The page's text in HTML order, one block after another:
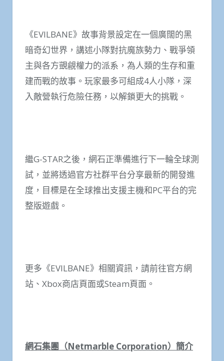
《EVILBANE》故事背景設定在一個廣闊的黑
暗奇幻世界，講述小隊對抗魔族勢力、戰爭領
主與各方覬覦權力的派系，為人類的生存和重
建而戰的故事。玩家最多可組成4人小隊，深
入敵營執行危險任務，以解鎖更大的挑戰。
繼G-STAR之後，網石正準備進行下一輪全球測
試，並將透過官方社群平台分享最新的開發進
度，目標是在全球推出支援主機和PC平台的完
整版遊戲。
更多《EVILBANE》相關資訊，請前往官方網
站、Xbox商店頁面或Steam頁面。
網石集團（Netmarble Corporation）簡介